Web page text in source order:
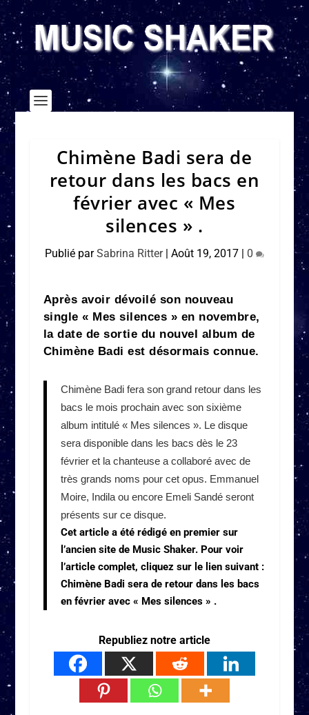
Chimène Badi sera de
retour dans les bacs en
février avec « Mes
silences » .
Publié parSabrina Ritter| Août 19, 2017| 0
Après avoir dévoilé son nouveau
single « Mes silences » en novembre,
la date de sortie du nouvel album de
Chimène Badi est désormais connue.
Chimène Badi fera son grand retour dans les
bacs le mois prochain avec son sixième
album intitulé « Mes silences ». Le disque
sera disponible dans les bacs dès le 23
février et la chanteuse a collaboré avec de
très grands noms pour cet opus. Emmanuel
Moire, Indila ou encore Emeli Sandé seront
présents sur ce disque.
Cet article a été rédigé en premier sur
l’ancien site de Music Shaker. Pour voir
l’article complet, cliquez sur le lien suivant :
Chimène Badi sera de retour dans les bacs
en février avec « Mes silences » .
Republiez notre article